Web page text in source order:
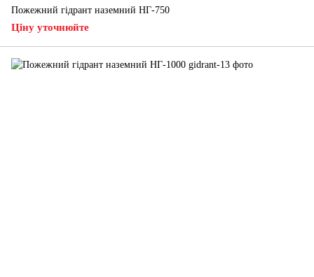
Пожежний гідрант наземний НГ-750
Ціну уточнюйте